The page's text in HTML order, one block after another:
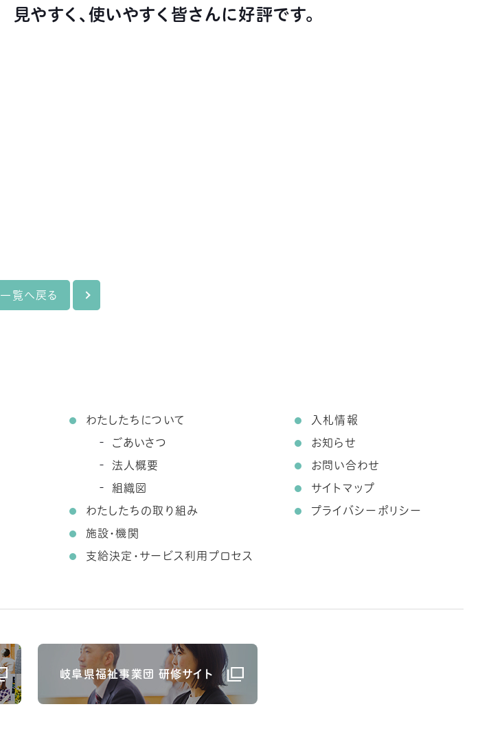
見やすく、使いやすく皆さんに好評です。
一覧へ戻る
わたしたちについて
ごあいさつ
法人概要
組織図
わたしたちの取り組み
施設・機関
支給決定・サービス利用プロセス
入札情報
お知らせ
お問い合わせ
サイトマップ
プライバシーポリシー
岐阜県福祉事業団 研修サイト